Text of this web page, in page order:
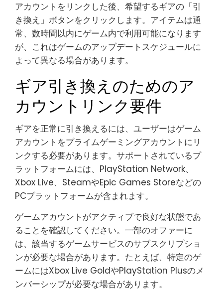
アカウントをリンクした後、希望するギアの「引
き換え」ボタンをクリックします。アイテムは通
常、数時間以内にゲーム内で利用可能になります
が、これはゲームのアップデートスケジュールに
よって異なる場合があります。
ギア引き換えのためのア
カウントリンク要件
ギアを正常に引き換えるには、ユーザーはゲーム
アカウントをプライムゲーミングアカウントにリ
ンクする必要があります。サポートされているプ
ラットフォームには、PlayStation Network、
Xbox Live、SteamやEpic Games Storeなどの
PCプラットフォームが含まれます。
ゲームアカウントがアクティブで良好な状態であ
ることを確認してください。一部のオファーに
は、該当するゲームサービスのサブスクリプショ
ンが必要な場合があります。たとえば、特定のゲ
ームにはXbox Live GoldやPlayStation Plusのメ
ンバーシップが必要な場合があります。